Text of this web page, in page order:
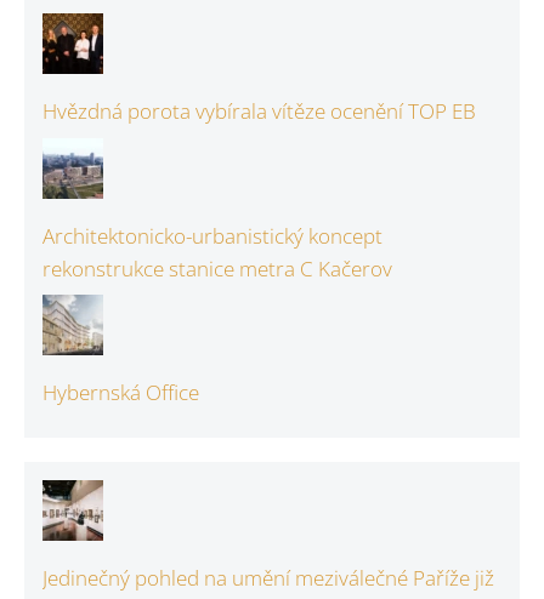
Hvězdná porota vybírala vítěze ocenění TOP EB
Architektonicko-urbanistický koncept
rekonstrukce stanice metra C Kačerov
Hybernská Office
Jedinečný pohled na umění meziválečné Paříže již